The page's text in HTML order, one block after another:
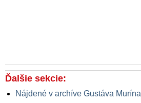
Ďalšie sekcie:
Nájdené v archíve Gustáva Murína